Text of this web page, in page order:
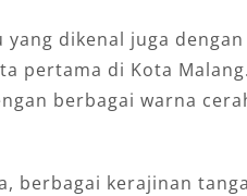
dikenal juga
pertama di Kota
berbagai warna
berbagai kerajinan